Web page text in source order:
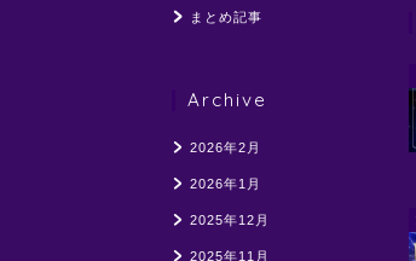
まとめ記事
Archive
2026年2月
2026年1月
2025年12月
2025年11月